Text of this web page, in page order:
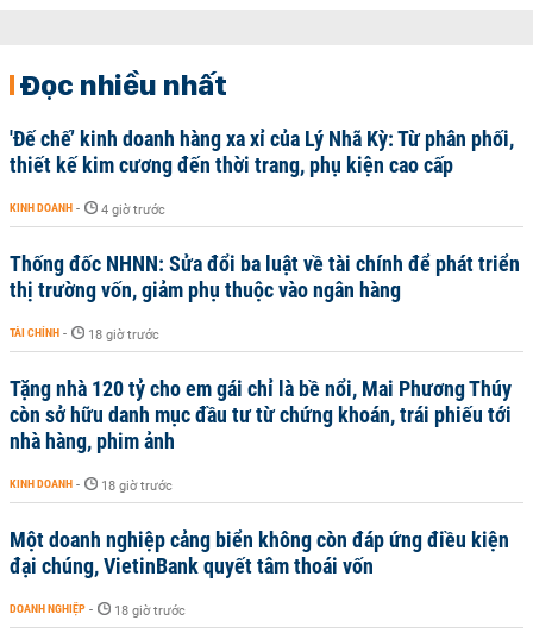
Đọc nhiều nhất
'Đế chế’ kinh doanh hàng xa xỉ của Lý Nhã Kỳ: Từ phân phối,
thiết kế kim cương đến thời trang, phụ kiện cao cấp
KINH DOANH - 4 giờ trước
Thống đốc NHNN: Sửa đổi ba luật về tài chính để phát triển
thị trường vốn, giảm phụ thuộc vào ngân hàng
TÀI CHÍNH - 18 giờ trước
Tặng nhà 120 tỷ cho em gái chỉ là bề nổi, Mai Phương Thúy
còn sở hữu danh mục đầu tư từ chứng khoán, trái phiếu tới
nhà hàng, phim ảnh
KINH DOANH - 18 giờ trước
Một doanh nghiệp cảng biển không còn đáp ứng điều kiện
đại chúng, VietinBank quyết tâm thoái vốn
DOANH NGHIỆP - 18 giờ trước